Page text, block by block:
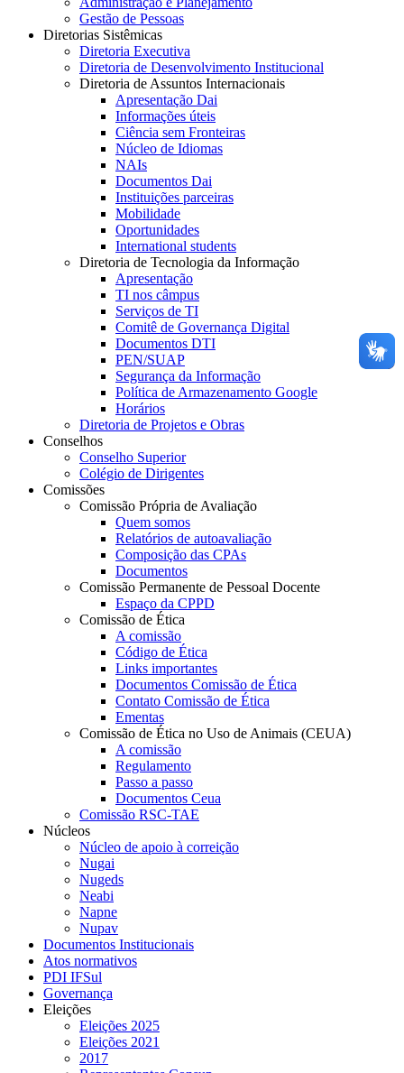
Gestão de Pessoas
Diretorias Sistêmicas
Diretoria Executiva
Diretoria de Desenvolvimento Institucional
Diretoria de Assuntos Internacionais
Apresentação Dai
Informações úteis
Ciência sem Fronteiras
Núcleo de Idiomas
NAIs
Documentos Dai
Instituições parceiras
Mobilidade
Oportunidades
International students
Diretoria de Tecnologia da Informação
Apresentação
TI nos câmpus
Serviços de TI
Comitê de Governança Digital
Documentos DTI
PEN/SUAP
Segurança da Informação
Política de Armazenamento Google
Horários
Diretoria de Projetos e Obras
Conselhos
Conselho Superior
Colégio de Dirigentes
Comissões
Comissão Própria de Avaliação
Quem somos
Relatórios de autoavaliação
Composição das CPAs
Documentos
Comissão Permanente de Pessoal Docente
Espaço da CPPD
Comissão de Ética
A comissão
Código de Ética
Links importantes
Documentos Comissão de Ética
Contato Comissão de Ética
Ementas
Comissão de Ética no Uso de Animais (CEUA)
A comissão
Regulamento
Passo a passo
Documentos Ceua
Comissão RSC-TAE
Núcleos
Núcleo de apoio à correição
Nugai
Nugeds
Neabi
Napne
Nupav
Documentos Institucionais
Atos normativos
PDI IFSul
Governança
Eleições
Eleições 2025
Eleições 2021
2017